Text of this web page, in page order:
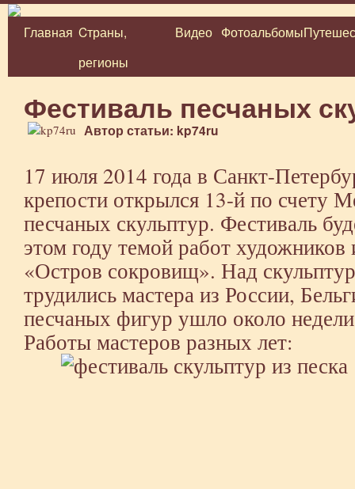
Перейти
Главная Cтраны,
регионы
Видео Фотоальбомы
Фестиваль песчаных
Автор статьи: kp74ru
17 июля 2014 года в Санкт-
крепости открылся 13-й по счету
песчаных скульптур. Фестиваль
этом году темой работ художников
«Остров сокровищ». Над
трудились мастера из России,
песчаных фигур ушло около
Работы мастеров разных лет: